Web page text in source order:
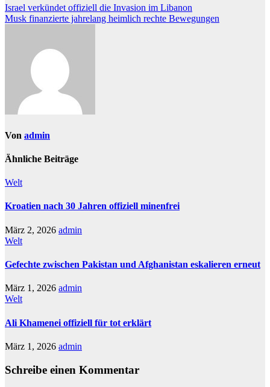
Beitragsnavigation
Israel verkündet offiziell die Invasion im Libanon
Musk finanzierte jahrelang heimlich rechte Bewegungen
Von admin
Ähnliche Beiträge
Welt
Kroatien nach 30 Jahren offiziell minenfrei
März 2, 2026 admin
Welt
Gefechte zwischen Pakistan und Afghanistan eskalieren erneut
März 1, 2026 admin
Welt
Ali Khamenei offiziell für tot erklärt
März 1, 2026 admin
Schreibe einen Kommentar